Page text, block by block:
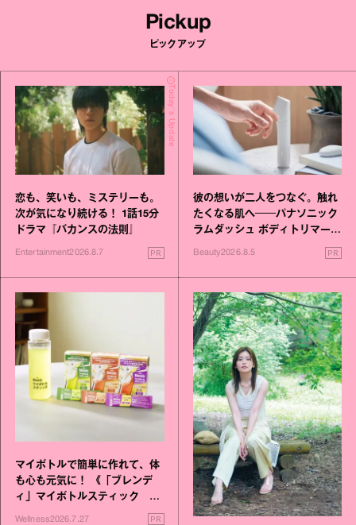
Pickup
ピックアップ
Today's Update
恋も、笑いも、ミステリーも。
次が気になり続ける！ 1話15分
ドラマ『バカンスの法則』
Entertainment2026.8.7 PR
彼の想いが二人をつなぐ。触れ
たくなる肌へ──パナソニック
ラムダッシュ ボディトリマーが
Beauty2026.8.5 PR
マイボトルで簡単に作れて、体
も心も元気に！ 《「ブレンデ
ィ」マイボトルスティック い
いこと毎日》シリーズが誕生
Wellness2026.7.27 PR